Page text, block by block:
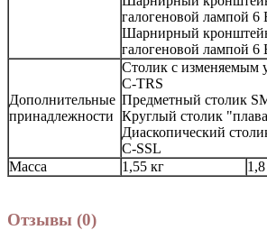
галогеновой лампой 6
Шарнирный
галогеновой лампой 6
Дополнительные
принадлежности
Столик с изменяемым
C-TRS
Предметный столик
Круглый столик
Диаскопический
C-SSL
Масса
1,55 кг
Отзывы (0)